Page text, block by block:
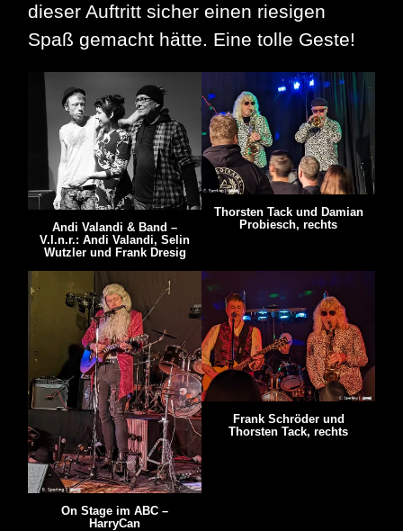
dieser Auftritt sicher einen riesigen
Spaß gemacht hätte. Eine tolle Geste!
Andi Valandi & Band –
V.l.n.r.: Andi Valandi, Selin
Wutzler und Frank Dresig
Thorsten Tack und Damian
Probiesch, rechts
On Stage im ABC –
HarryCan
Frank Schröder und
Thorsten Tack, rechts